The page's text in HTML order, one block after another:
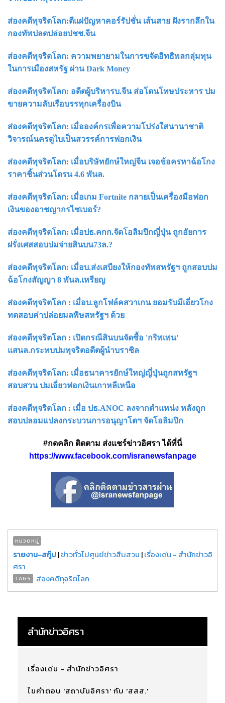
ส่องคดีทุจริตโลก:ตีแผ่ปัญหาคอร์รัปชั่น เส้นสาย ฝังรากลึกใน
กองทัพปลดปล่อยปชช.จีน
ส่องคดีทุจริตโลก: ความพยายามในการขจัดอิทธิพลกลุ่มทุน
ในการเมืองสหรัฐ ผ่าน Dark Money
ส่องคดีทุจริตโลก: อดีตผู้บริหารบ.จีน ส่อโดนโทษประหาร ปม
ขายความลับเรือบรรทุกเครื่องบิน
ส่องคดีทุจริตโลก: เมื่อองค์กรเพื่อความโปร่งใสนานาชาติ
วิจารณ์นครดูไบเป็นสวรรค์การฟอกเงิน
ส่องคดีทุจริตโลก: เมื่อบริษัทยักษ์ใหญ่จีน เจอข้อครหาฉ้อโกง
ราคาชิ้นส่วนโดรน 4.6 พันล.
ส่องคดีทุจริตโลก: เมื่อเกม Fortnite กลายเป็นเครื่องมือฟอก
เงินของอาชญากรไซเบอร์?
ส่องคดีทุจริตโลก: เมื่อปธ.คกก.จัดโอลิมปิกญี่ปุ่น ถูกอัยการ
ฝรั่งเศสสอบปมจ่ายสินบน73ล.?
ส่องคดีทุจริตโลก: เมื่อบ.ส่งเสบียงให้กองทัพสหรัฐฯ ถูกสอบปม
ฉ้อโกงสัญญา 8 พันล.เหรียญ
ส่องคดีทุจริตโลก : เมื่อบ.ลูกโฟล์คสวาเกน ยอมรับมีเอี่ยวโกง
ทดสอบค่าปล่อยมลพิษสหรัฐฯ ด้วย
ส่องคดีทุจริตโลก : เปิดกรณีสินบนจัดซื้อ 'กริพเพน'
แสนล.กระทบปมทุจริตอดีตผู้นำบราซิล
ส่องคดีทุจริตโลก: เมื่อธนาคารยักษ์ใหญ่ญี่ปุ่นถูกสหรัฐฯ
สอบสวน ปมเอี่ยวฟอกเงินเกาหลีเหนือ
ส่องคดีทุจริตโลก : เมื่อ ปธ.ANOC ลงจากตำแหน่ง หลังถูก
สอบปลอมแปลงกระบวนการอนุญาโตฯ จัดโอลิมปิก
#กดคลิก ติดตาม ส่งแชร์ข่าวอิศรา ได้ที่นี่
https://www.facebook.com/isranewsfanpage
หมวดหมู่
รายงาน-สกู๊ป|ข่าวทั่วไปศูนย์ข่าวสืบสวน |เรื่องเด่น - สำนักข่าวอิ
ศรา
TAGS ส่องคดีทุจริตโลก
สำนักข่าวอิศรา
เรื่องเด่น - สำนักข่าวอิศรา
ไขคำตอบ 'สถาบันอิศรา' กับ 'สสส.'